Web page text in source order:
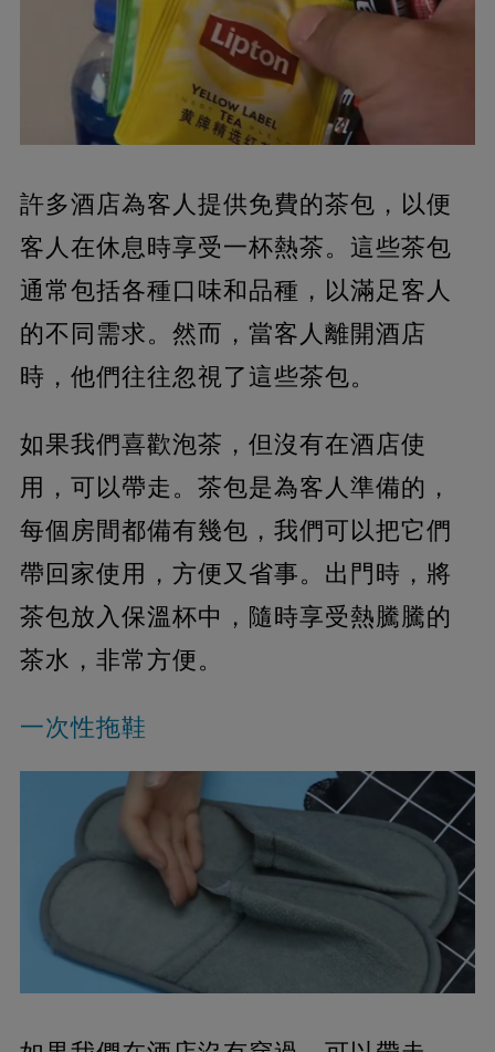
許多酒店為客人提供免費的茶包，以便
客人在休息時享受一杯熱茶。這些茶包
通常包括各種口味和品種，以滿足客人
的不同需求。然而，當客人離開酒店
時，他們往往忽視了這些茶包。
如果我們喜歡泡茶，但沒有在酒店使
用，可以帶走。茶包是為客人準備的，
每個房間都備有幾包，我們可以把它們
帶回家使用，方便又省事。出門時，將
茶包放入保溫杯中，隨時享受熱騰騰的
茶水，非常方便。
一次性拖鞋